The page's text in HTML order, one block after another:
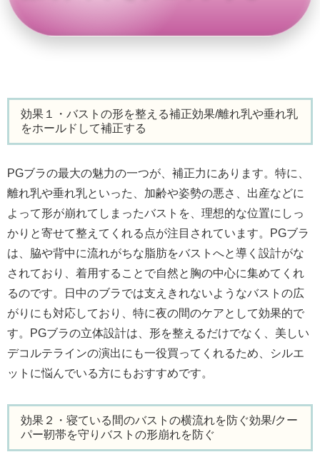
効果１・バストの形を整える補正効果/離れ乳や垂れ乳
をホールドして補正する
PGブラの最大の魅力の一つが、補正力にあります。特に、
離れ乳や垂れ乳といった、加齢や姿勢の悪さ、出産などに
よって形が崩れてしまったバストを、理想的な位置にしっ
かりと寄せて整えてくれる点が注目されています。PGブラ
は、脇や背中に流れがちな脂肪をバストへと導く設計がな
されており、着用することで自然と胸の中心に集めてくれ
るのです。日中のブラでは支えきれないようなバストの広
がりにも対応しており、特に夜の間のケアとして効果的で
す。PGブラの立体設計は、形を整えるだけでなく、美しい
デコルテラインの演出にも一役買ってくれるため、シルエ
ットに悩んでいる方にもおすすめです。
効果２・寝ている間のバストの横流れを防ぐ効果/クー
パー靭帯を守りバストの形崩れを防ぐ